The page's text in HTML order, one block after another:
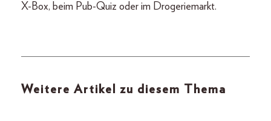
X-Box, beim Pub-Quiz oder im Drogeriemarkt.
Weitere Artikel zu diesem Thema